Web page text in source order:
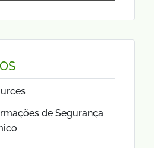
de Segurança